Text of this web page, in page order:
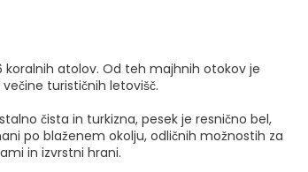
koralnih atolov. Od teh majhnih otokov je
turističnih letovišč.
čista in turkizna, pesek je resnično bel,
po blaženem okolju, odličnih možnostih za
in izvrstni hrani.